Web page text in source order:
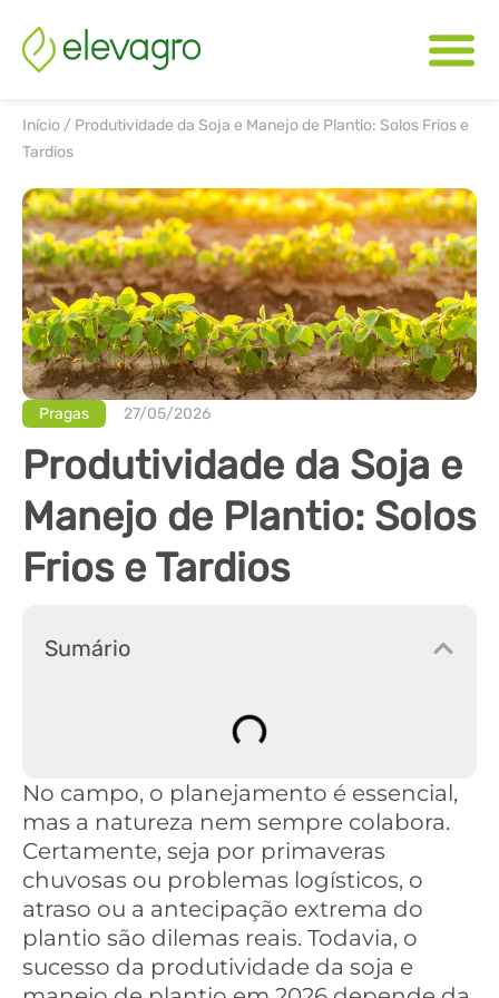
Início / Produtividade da Soja e Manejo de Plantio: Solos Frios e
Tardios
Pragas 27/05/2026
Produtividade da Soja e
Manejo de Plantio: Solos
Frios e Tardios
Sumário
No campo, o planejamento é essencial,
mas a natureza nem sempre colabora.
Certamente, seja por primaveras
chuvosas ou problemas logísticos, o
atraso ou a antecipação extrema do
plantio são dilemas reais. Todavia, o
sucesso da produtividade da soja e